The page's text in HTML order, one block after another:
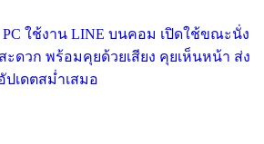
ใช้งาน LINE บนคอม เปิดใช้ขณะนั่ง
ะดวก พร้อมคุยด้วยเสียง คุยเห็นหน้า ส่ง
ปเดตสม่ำเสมอ